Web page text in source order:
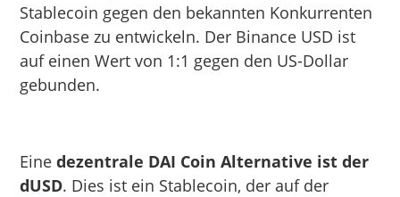
Stablecoin gegen den bekannten Konkurrenten
Coinbase zu entwickeln. Der Binance USD ist
auf einen Wert von 1:1 gegen den US-Dollar
gebunden.
Einedezentrale DAI Coin Alternative ist der
dUSD. Dies ist ein Stablecoin, der auf der